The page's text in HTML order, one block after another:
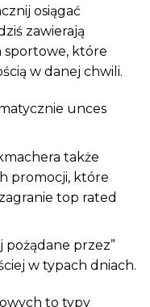
osiągać
zawierają
sportowe, które
w danej chwili.
unces
także
promocji, które
top rated
pożądane przez”
w typach dniach.
to typy